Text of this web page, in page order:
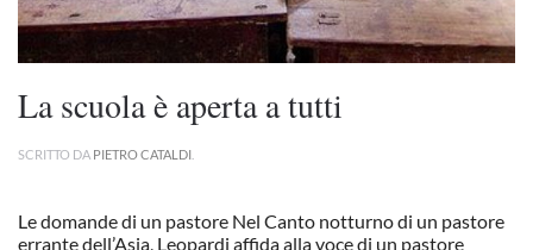
La scuola è aperta a tutti
SCRITTO DA PIETRO CATALDI
Le domande di un pastore Nel Canto notturno di un pastore
errante dell’Asia, Leopardi affida alla voce di un pastore